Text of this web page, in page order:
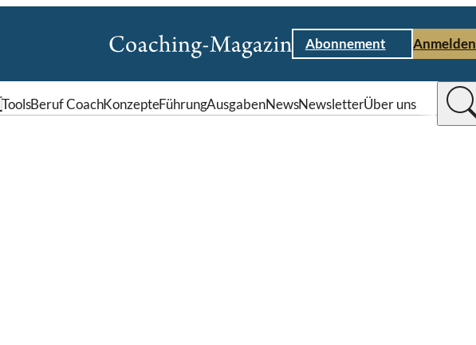
Abonnement Anmelden
ToolsBeruf CoachKonzepteFührungAusgabenNewsNewsletterÜber uns